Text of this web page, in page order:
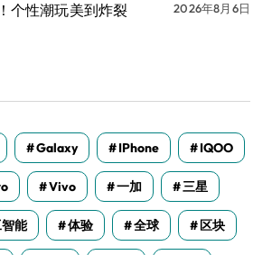
个性潮玩美到炸裂 2026年8月6日
Galaxy IPhone IQOO
Vivo 一加 三星
能 体验 全球 区块